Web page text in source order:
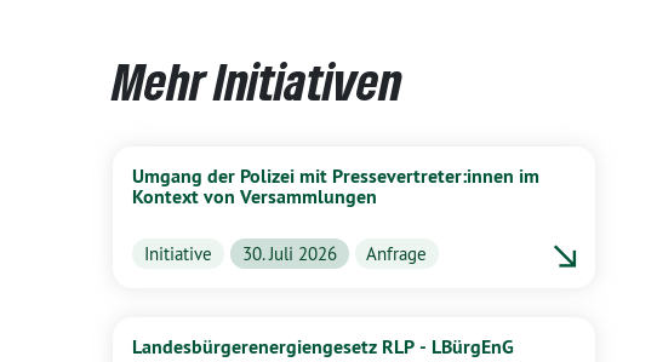
Mehr Initiativen
Umgang der Polizei mit Pressevertreter:innen im
Kontext von Versammlungen
Initiative 30. Juli 2026 Anfrage
Landesbürgerenergiengesetz RLP - LBürgEnG